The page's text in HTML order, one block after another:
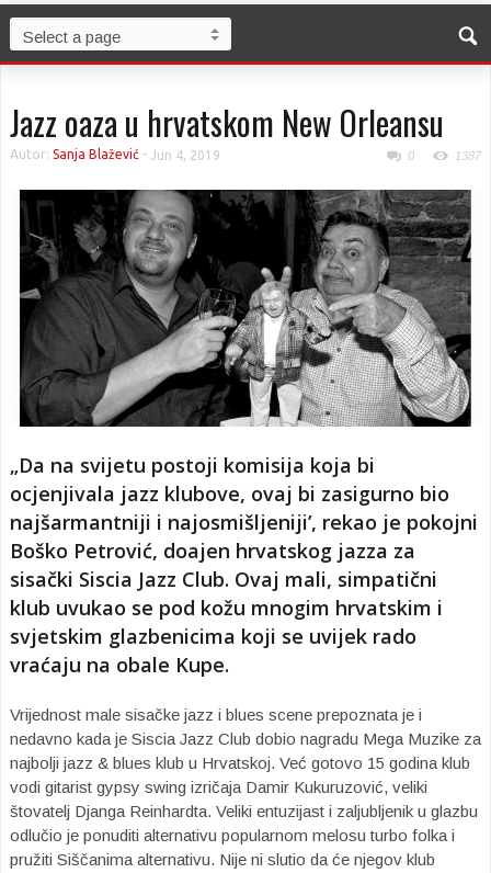
Jazz oaza u hrvatskom New Orleansu
Autor: Sanja Blažević - Jun 4, 2019 0 1387
„Da na svijetu postoji komisija koja bi
ocjenjivala jazz klubove, ovaj bi zasigurno bio
najšarmantniji i najosmišljeniji’, rekao je pokojni
Boško Petrović, doajen hrvatskog jazza za
sisački Siscia Jazz Club. Ovaj mali, simpatični
klub uvukao se pod kožu mnogim hrvatskim i
svjetskim glazbenicima koji se uvijek rado
vraćaju na obale Kupe.
Vrijednost male sisačke jazz i blues scene prepoznata je i
nedavno kada je Siscia Jazz Club dobio nagradu Mega Muzike za
najbolji jazz & blues klub u Hrvatskoj. Već gotovo 15 godina klub
vodi gitarist gypsy swing izričaja Damir Kukuruzović, veliki
štovatelj Djanga Reinhardta. Veliki entuzijast i zaljubljenik u glazbu
odlučio je ponuditi alternativu popularnom melosu turbo folka i
pružiti Siščanima alternativu. Nije ni slutio da će njegov klub